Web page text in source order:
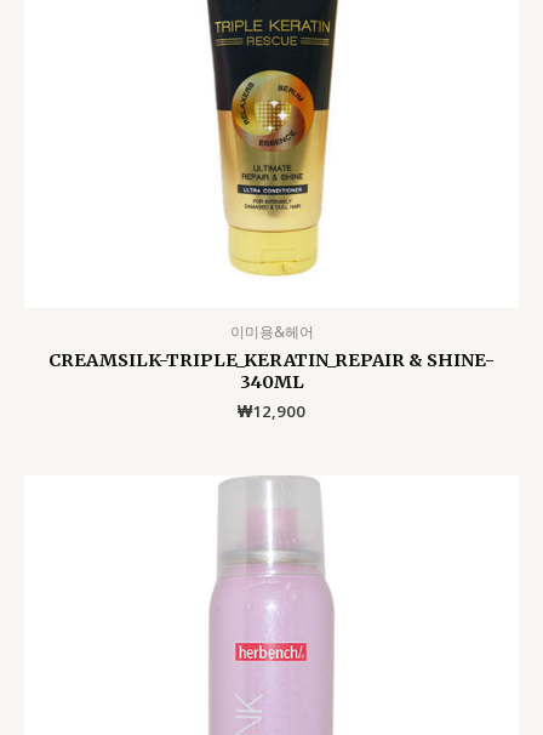
이미용&헤어
CREAMSILK-TRIPLE_KERATIN_REPAIR & SHINE-
340ML
₩12,900